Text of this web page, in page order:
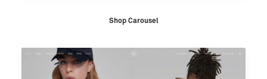
Shop Carousel